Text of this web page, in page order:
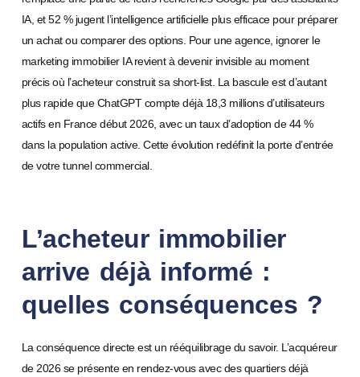
IA, et 52 % jugent l’intelligence artificielle plus efficace pour préparer
un achat ou comparer des options. Pour une agence, ignorer le
marketing immobilier IA revient à devenir invisible au moment
précis où l’acheteur construit sa short-list. La bascule est d’autant
plus rapide que ChatGPT compte déjà 18,3 millions d’utilisateurs
actifs en France début 2026, avec un taux d’adoption de 44 %
dans la population active. Cette évolution redéfinit la porte d’entrée
de votre tunnel commercial.
L’acheteur immobilier
arrive déjà informé :
quelles conséquences ?
La conséquence directe est un rééquilibrage du savoir. L’acquéreur
de 2026 se présente en rendez-vous avec des quartiers déjà